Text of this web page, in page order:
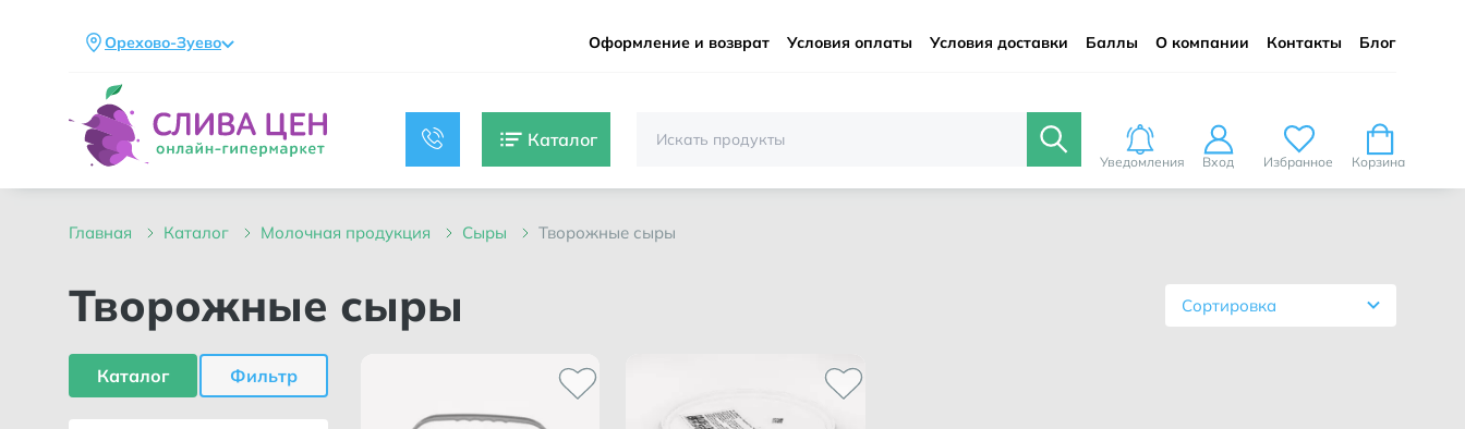
Орехово-Зуево Оформление и возврат Условия оплаты Условия доставки Баллы О компании Контакты Блог
Каталог
Уведомления Вход Избранное Корзина
главная каталог молочная продукция сыры творожные сыры
Творожные сыры Сортировка
Каталог Фильтр